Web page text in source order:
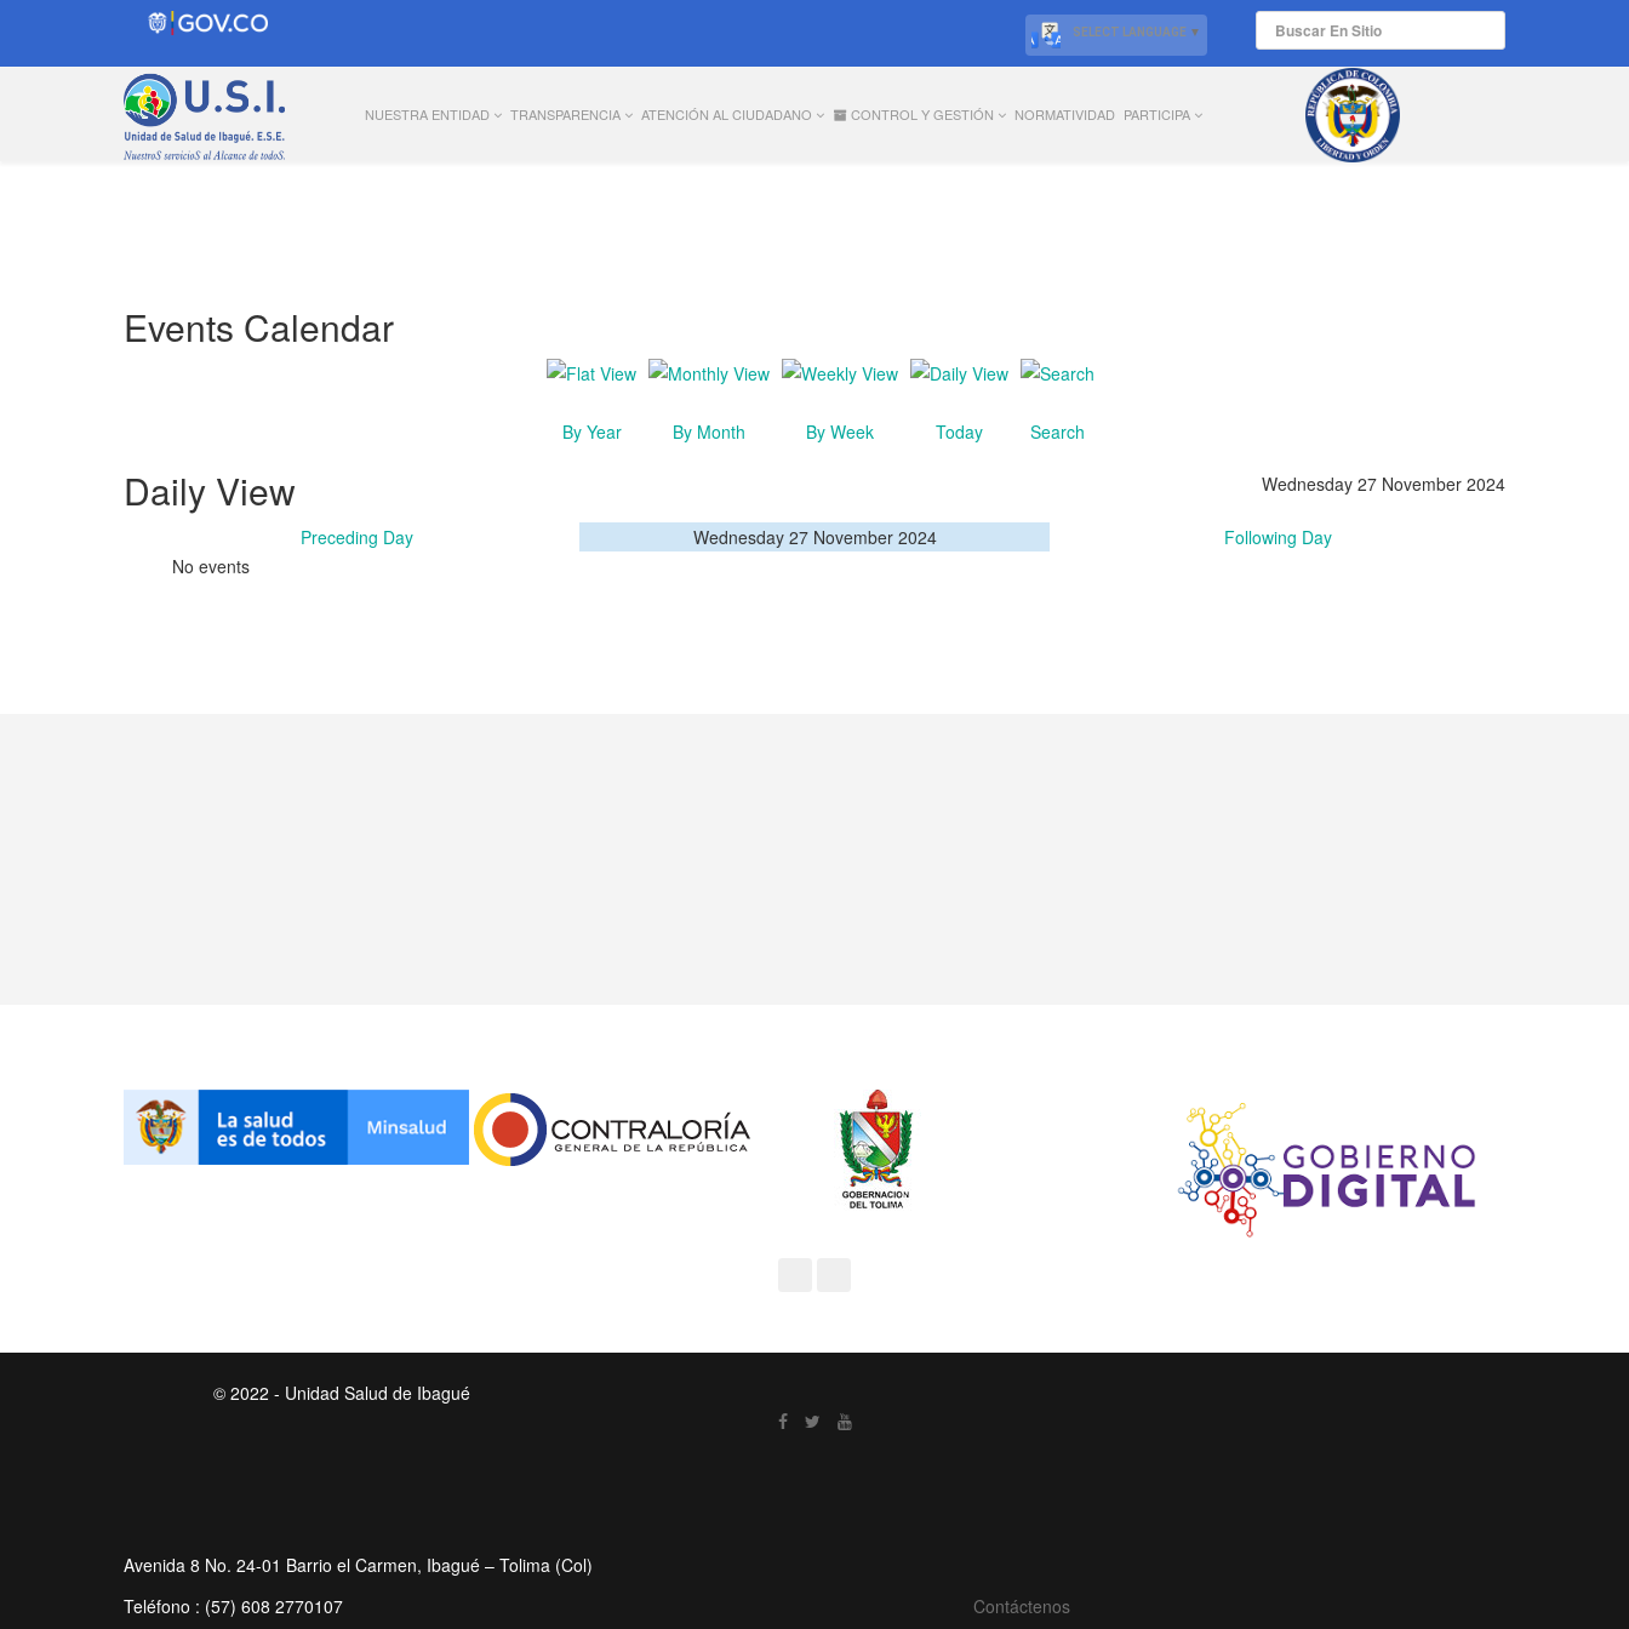
SELECT LANGUAGE ▼
NUESTRA ENTIDAD TRANSPARENCIA ATENCIÓN AL CIUDADANO CONTROL Y GESTIÓN NORMATIVIDAD PARTICIPA
Events Calendar
By Year By Month By Week Today Search
Daily View Wednesday 27 November 2024
Preceding Day Wednesday 27 November 2024
Following Day
No events
© 2022 - Unidad Salud de Ibagué
Avenida 8 No. 24-01 Barrio el Carmen, Ibagué – Tolima (Col)
Teléfono : (57) 608 2770107
Contáctenos